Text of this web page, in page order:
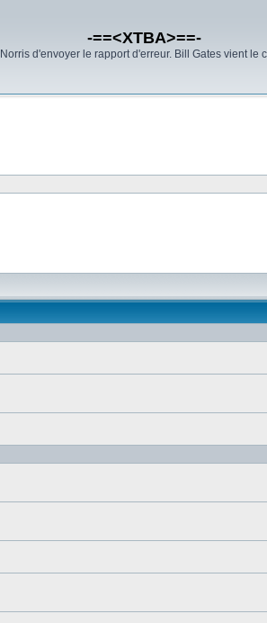
-==<XTBA>==-
d'envoyer le rapport d'erreur. Bill Gates vient le